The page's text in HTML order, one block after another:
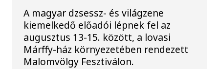
A magyar dzsessz- és világzene
kiemelkedő előadói lépnek fel az
augusztus 13-15. között, a lovasi
Márffy-ház környezetében rendezett
Malomvölgy Fesztiválon.